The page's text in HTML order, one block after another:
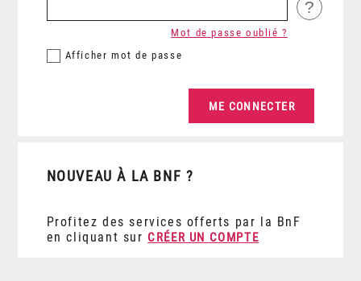
?
Afficher mot de passe
Mot de passe oublié ?
NOUVEAU À LA BNF ?
Profitez des services offerts par la BnF
en cliquant sur CRÉER UN COMPTE